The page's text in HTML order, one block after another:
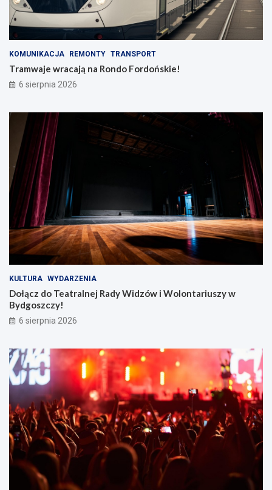
KOMUNIKACJA REMONTY TRANSPORT
Tramwaje wracają na Rondo Fordońskie!
6 sierpnia 2026
KULTURA WYDARZENIA
Dołącz do Teatralnej Rady Widzów i Wolontariuszy w
Bydgoszczy!
6 sierpnia 2026